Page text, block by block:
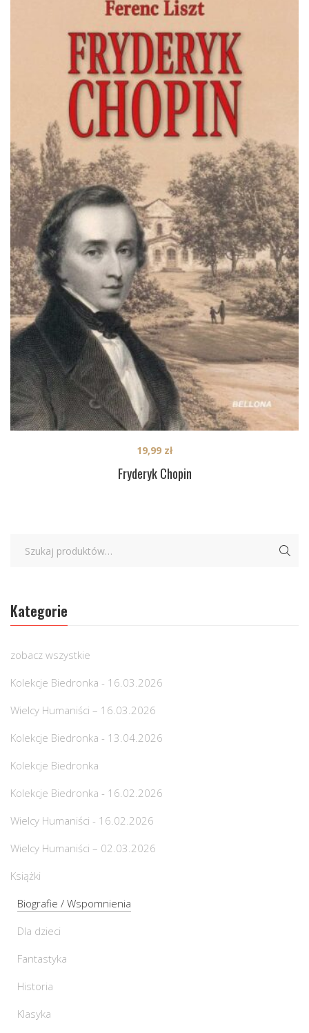
Fryderyk Chopin
19,99 zł
Kategorie
zobacz wszystkie
Kolekcje Biedronka - 16.03.2026
Wielcy Humaniści – 16.03.2026
Kolekcje Biedronka - 13.04.2026
Kolekcje Biedronka
Kolekcje Biedronka - 16.02.2026
Wielcy Humaniści - 16.02.2026
Wielcy Humaniści – 02.03.2026
Książki
Biografie / Wspomnienia
Dla dzieci
Fantastyka
Historia
Klasyka